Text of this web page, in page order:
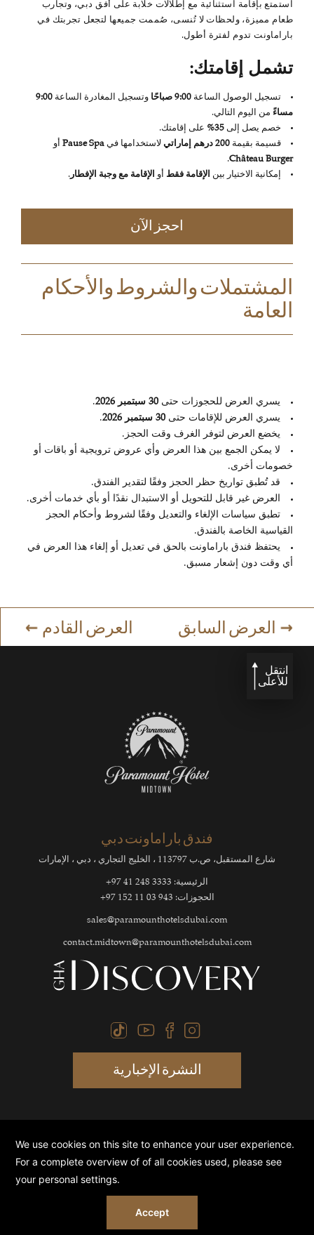
استمتع بإقامة استثنائية مع إطلالات خلابة على أفق دبي، وتجارب
طعام مميزة، ولحظات لا تُنسى، صُممت جميعها لتجعل تجربتك في
باراماونت تدوم لفترة أطول.
تشمل إقامتك:
تسجيل الوصول الساعة 9:00 صباحًا وتسجيل المغادرة الساعة 9:00
مساءً من اليوم التالي.
خصم يصل إلى 35%
على إقامتك.
قسيمة بقيمة 200 درهم إماراتي لاستخدامها في Pause Spa أو
Château Burger
.
إمكانية الاختيار بين الإقامة فقط أو الإقامة مع وجبة الإفطار.
احجز الآن
المشتملات والشروط والأحكام
العامة
يسري العرض للحجوزات حتى 30 سبتمبر 2026
.
يسري العرض للإقامات حتى 30 سبتمبر 2026
.
يخضع العرض لتوفر الغرف وقت الحجز.
لا يمكن الجمع بين هذا العرض وأي عروض ترويجية أو باقات أو
خصومات أخرى.
قد تُطبق تواريخ حظر الحجز وفقًا لتقدير الفندق.
العرض غير قابل للتحويل أو الاستبدال نقدًا أو بأي خدمات أخرى.
تطبق سياسات الإلغاء والتعديل وفقًا لشروط وأحكام الحجز
القياسية الخاصة بالفندق.
يحتفظ فندق باراماونت بالحق في تعديل أو إلغاء هذا العرض في
أي وقت دون إشعار مسبق.
العرض السابق العرض القادم
انتقل
للأعلى
فندق باراماونت دبي
شارع المستقبل، ص.ب 113797 ، الخليج التجاري ، دبي ، الإمارات
الرئيسية: 3333 248 41 97+
الحجوزات: 943 03 11 152 97+
sales@paramounthotelsdubai.com
contact.midtown@paramounthotelsdubai.com
النشرة الإخبارية
الأمان أولويتنا